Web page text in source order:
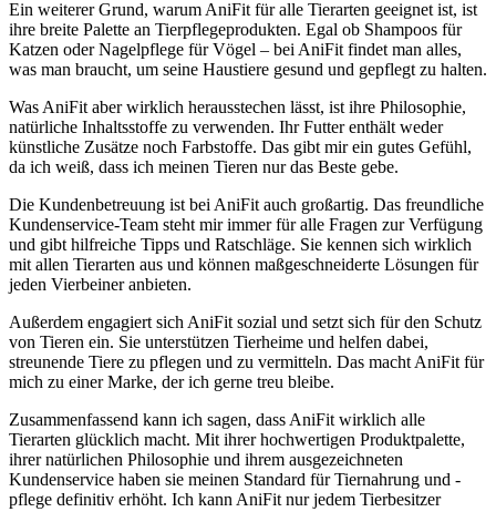
Ein weiterer​ Grund, warum AniFit für alle Tierarten geeignet ist, ist
ihre breite Palette an Tierpflegeprodukten. Egal ob ⁣Shampoos für
Katzen oder Nagelpflege für Vögel – bei AniFit findet man alles,
was man braucht,​ um seine Haustiere gesund und gepflegt zu halten.
Was AniFit aber wirklich herausstechen lässt, ist ihre Philosophie,
natürliche Inhaltsstoffe ‌zu verwenden. Ihr Futter enthält weder
künstliche Zusätze noch Farbstoffe. Das gibt mir ein⁤ gutes Gefühl,
da ich weiß, dass ich⁢ meinen Tieren nur das Beste gebe.
Die​ Kundenbetreuung ist bei AniFit auch großartig. ​Das freundliche
Kundenservice-Team steht⁤ mir immer für alle‌ Fragen zur Verfügung
und gibt hilfreiche Tipps und Ratschläge. Sie kennen sich wirklich
mit‍ allen ‌Tierarten aus und können maßgeschneiderte Lösungen ⁣für
jeden Vierbeiner anbieten.
Außerdem engagiert sich AniFit sozial und setzt sich für den Schutz
von Tieren ein. Sie unterstützen Tierheime‍ und ⁣helfen dabei,
streunende Tiere zu pflegen und zu vermitteln. Das macht AniFit für
mich zu einer Marke, der⁤ ich gerne treu bleibe.
Zusammenfassend kann ich sagen, dass AniFit wirklich alle
Tierarten glücklich macht. Mit ihrer hochwertigen Produktpalette,
ihrer natürlichen​ Philosophie und ihrem ausgezeichneten
Kundenservice haben sie meinen Standard für ⁤Tiernahrung und -
pflege definitiv erhöht. Ich kann AniFit nur jedem Tierbesitzer